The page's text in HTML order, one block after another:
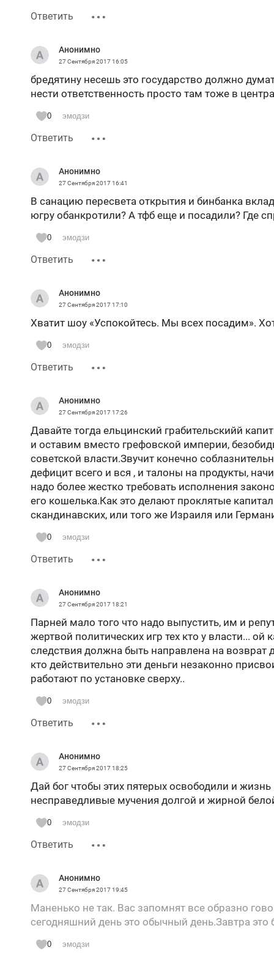
Ответить
Анонимно
27 Сентября 201716:05
бредятину несешь это государство должно
нести ответственность просто там тоже в
0 эмодзи
Ответить
Анонимно
27 Сентября 201716:41
В санацию пересвета открытия и бинбанка
югру обанкротили? А тфб еще и посадили? Где
0 эмодзи
Ответить
Анонимно
27 Сентября 201717:10
Хватит шоу «Успокойтесь. Мы всех посадим».
0 эмодзи
Ответить
Анонимно
27 Сентября 201717:26
Давайте тогда ельцинский грабительскийй
и оставим вместо грефовской империи,
советской власти.Звучит конечно
дефицит всего и вся , и талоны на продукты,
надо более жестко требовать исполнения
его кошелька.Как это делают проклятые
скандинавских, или того же Израиля или
0 эмодзи
Ответить
Анонимно
27 Сентября 201718:21
Парней мало того что надо выпустить, им и
жертвой политических игр тех кто у власти...
следствия должна быть направлена на возврат
кто действительно эти деньги незаконно
работают по установке сверху..
0 эмодзи
Ответить
Анонимно
27 Сентября 201718:25
Дай бог чтобы этих пятерых освободили и
несправедливые мучения долгой и жирной
0 эмодзи
Ответить
Анонимно
27 Сентября 201719:45
Маненько не так. Вас запомнят все образно
сегодняшний день это обычный день.Завтра
0 эмодзи